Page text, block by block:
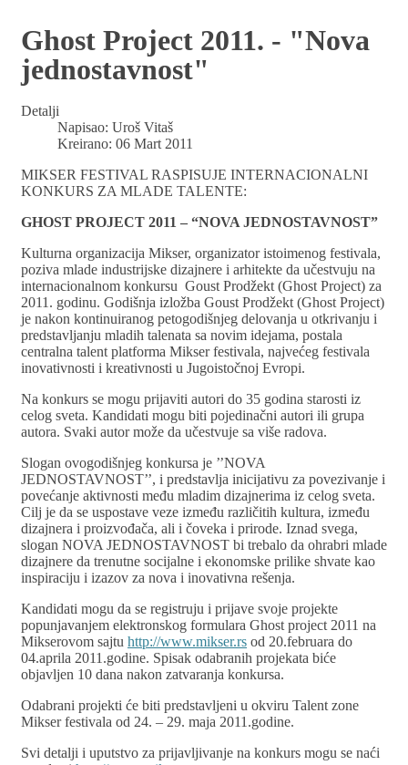
Ghost Project 2011. - "Nova
jednostavnost"
Detalji
Napisao: Uroš Vitaš
Kreirano: 06 Mart 2011
MIKSER FESTIVAL RASPISUJE INTERNACIONALNI
KONKURS ZA MLADE TALENTE:
GHOST PROJECT 2011 – “NOVA JEDNOSTAVNOST”
Kulturna organizacija Mikser, organizator istoimenog festivala,
poziva mlade industrijske dizajnere i arhitekte da učestvuju na
internacionalnom konkursu Goust Prodžekt (Ghost Project) za
2011. godinu. Godišnja izložba Goust Prodžekt (Ghost Project)
je nakon kontinuiranog petogodišnjeg delovanja u otkrivanju i
predstavljanju mladih talenata sa novim idejama, postala
centralna talent platforma Mikser festivala, najvećeg festivala
inovativnosti i kreativnosti u Jugoistočnoj Evropi.
Na konkurs se mogu prijaviti autori do 35 godina starosti iz
celog sveta. Kandidati mogu biti pojedinačni autori ili grupa
autora. Svaki autor može da učestvuje sa više radova.
Slogan ovogodišnjeg konkursa je ’’NOVA
JEDNOSTAVNOST’’, i predstavlja inicijativu za povezivanje i
povećanje aktivnosti među mladim dizajnerima iz celog sveta.
Cilj je da se uspostave veze između različitih kultura, između
dizajnera i proizvođača, ali i čoveka i prirode. Iznad svega,
slogan NOVA JEDNOSTAVNOST bi trebalo da ohrabri mlade
dizajnere da trenutne socijalne i ekonomske prilike shvate kao
inspiraciju i izazov za nova i inovativna rešenja.
Kandidati mogu da se registruju i prijave svoje projekte
popunjavanjem elektronskog formulara Ghost project 2011 na
Mikserovom sajtu http://www.mikser.rs od 20.februara do
04.aprila 2011.godine. Spisak odabranih projekata biće
objavljen 10 dana nakon zatvaranja konkursa.
Odabrani projekti će biti predstavljeni u okviru Talent zone
Mikser festivala od 24. – 29. maja 2011.godine.
Svi detalji i uputstvo za prijavljivanje na konkurs mogu se naći